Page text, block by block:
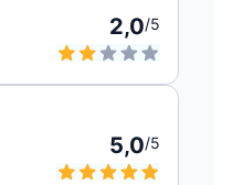
2,0/5
5,0/5